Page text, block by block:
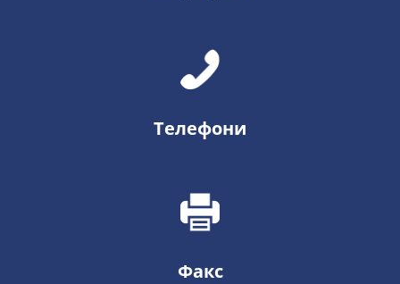
Телефони
Факс